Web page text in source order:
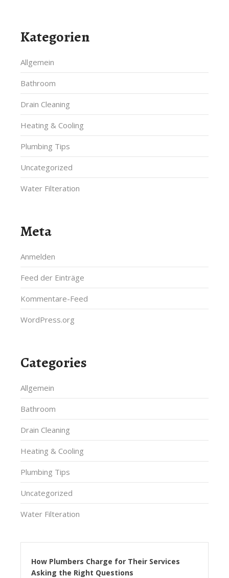
Kategorien
Allgemein
Bathroom
Drain Cleaning
Heating & Cooling
Plumbing Tips
Uncategorized
Water Filteration
Meta
Anmelden
Feed der Einträge
Kommentare-Feed
WordPress.org
Categories
Allgemein
Bathroom
Drain Cleaning
Heating & Cooling
Plumbing Tips
Uncategorized
Water Filteration
How Plumbers Charge for Their Services
Asking the Right Questions